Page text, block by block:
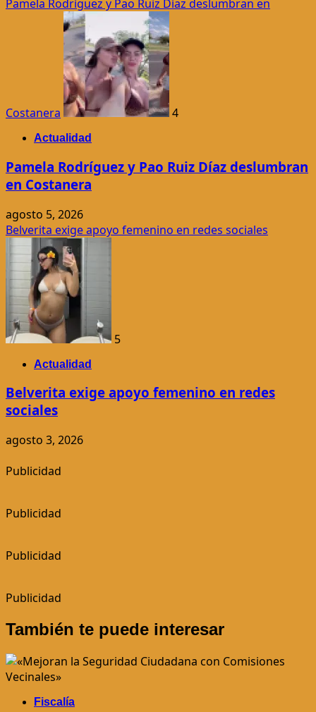
Pamela Rodríguez y Pao Ruiz Díaz deslumbran en
Costanera 4
Actualidad
Pamela Rodríguez y Pao Ruiz Díaz deslumbran
en Costanera
agosto 5, 2026
Belverita exige apoyo femenino en redes sociales
5
Actualidad
Belverita exige apoyo femenino en redes
sociales
agosto 3, 2026
Publicidad
Publicidad
Publicidad
Publicidad
También te puede interesar
Fiscalía